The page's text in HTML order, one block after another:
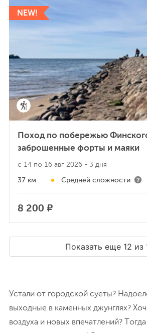
NEW!
Поход по побережью
заброшенные форты и маяки
с 14 по 16 авг 2026 - 3 дня
37 км Средней сложности
8 200 ₽
Показать еще 12 из
Устали от городской суеты?
выходные в каменных джунглях?
воздуха и новых впечатлений?